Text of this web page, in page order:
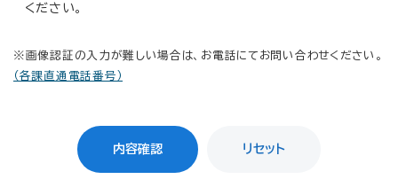
ください。
※画像認証の入力が難しい場合は、お電話にてお問い合わせください。
（各課直通電話番号）